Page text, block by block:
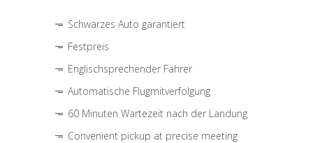
Schwarzes Auto garantiert
Festpreis
Englischsprechender Fahrer
Automatische Flugmitverfolgung
60 Minuten Wartezeit nach der Landung
Convenient pickup at precise meeting